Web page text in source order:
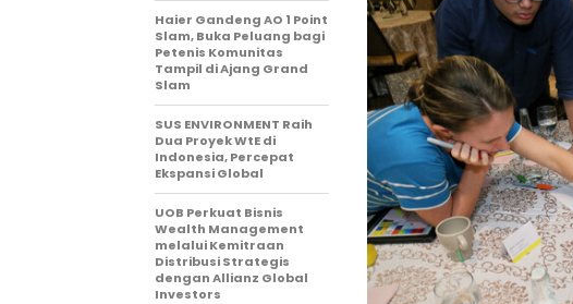
Haier Gandeng AO 1 Point
Slam, Buka Peluang bagi
Petenis Komunitas
Tampil di Ajang Grand
Slam
SUS ENVIRONMENT Raih
Dua Proyek WtE di
Indonesia, Percepat
Ekspansi Global
UOB Perkuat Bisnis
Wealth Management
melalui Kemitraan
Distribusi Strategis
dengan Allianz Global
Investors